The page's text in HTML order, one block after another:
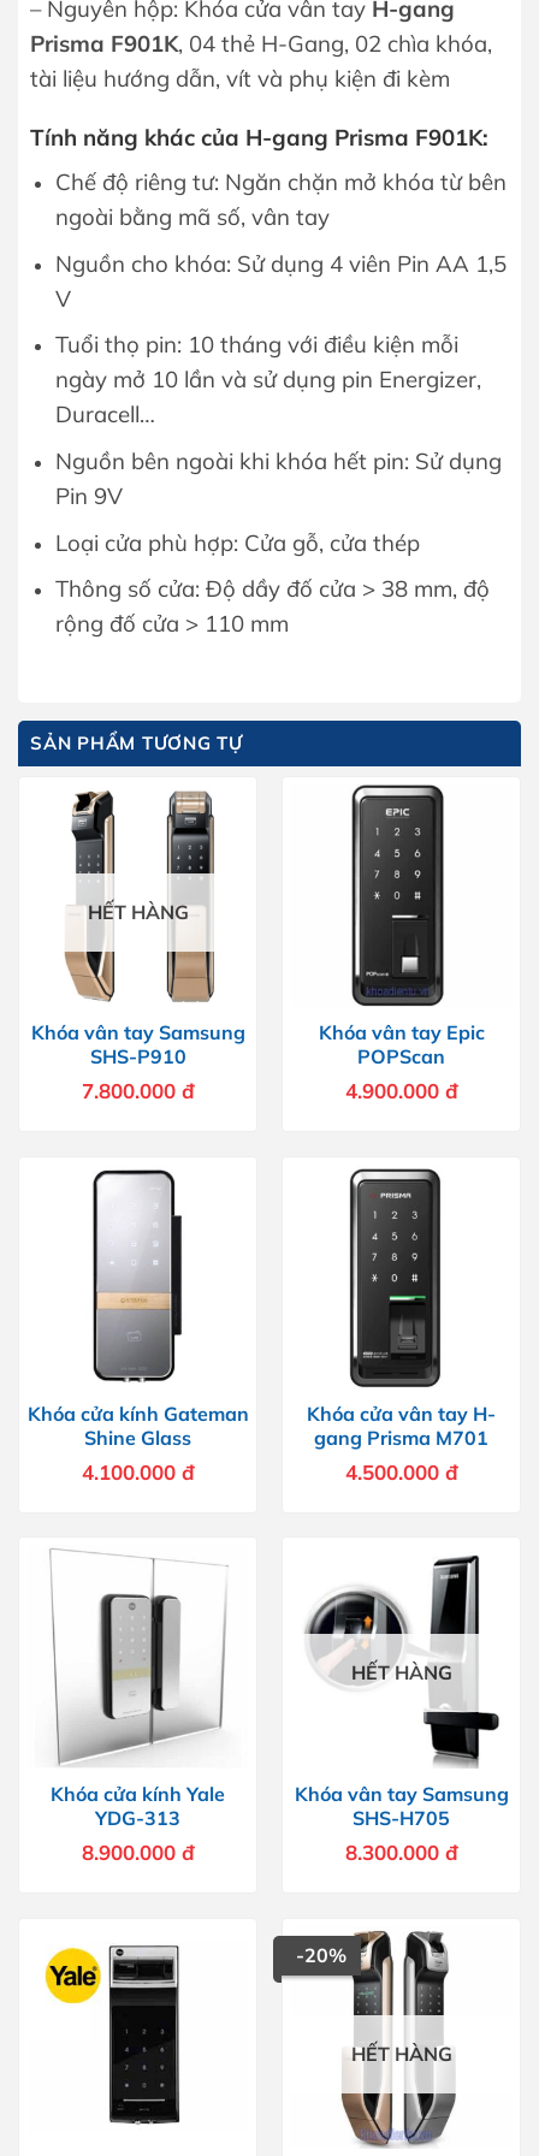
– Nguyên hộp: Khóa cửa vân tay H-gang
Prisma F901K, 04 thẻ H-Gang, 02 chìa khóa,
tài liệu hướng dẫn, vít và phụ kiện đi kèm
Tính năng khác của H-gang Prisma F901K:
Chế độ riêng tư: Ngăn chặn mở khóa từ bên
ngoài bằng mã số, vân tay
Nguồn cho khóa: Sử dụng 4 viên Pin AA 1,5
V
Tuổi thọ pin: 10 tháng với điều kiện mỗi
ngày mở 10 lần và sử dụng pin Energizer,
Duracell…
Nguồn bên ngoài khi khóa hết pin: Sử dụng
Pin 9V
Loại cửa phù hợp: Cửa gỗ, cửa thép
Thông số cửa: Độ dầy đố cửa > 38 mm, độ
rộng đố cửa > 110 mm
SẢN PHẨM TƯƠNG TỰ
HẾT HÀNG
Khóa vân tay Samsung
SHS-P910
7.800.000 đ
Khóa vân tay Epic
POPScan
4.900.000 đ
Khóa cửa kính Gateman
Shine Glass
4.100.000 đ
Khóa cửa vân tay H-
gang Prisma M701
4.500.000 đ
Khóa cửa kính Yale
YDG-313
8.900.000 đ
HẾT HÀNG
Khóa vân tay Samsung
SHS-H705
8.300.000 đ
-20%
HẾT HÀNG